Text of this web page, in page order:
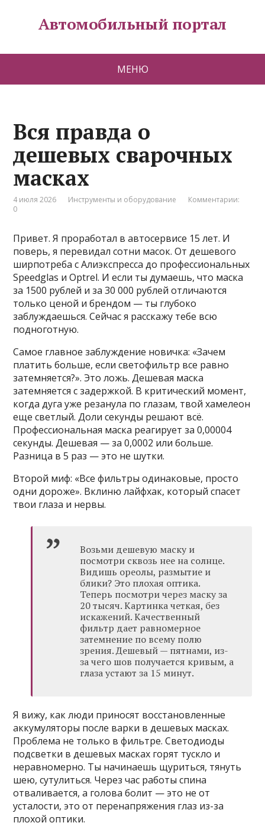
Автомобильный портал
МЕНЮ
Вся правда о
дешевых сварочных
масках
4 июля 2026 Инструменты и оборудование
Комментарии:
0
Привет. Я проработал в автосервисе 15 лет. И
поверь, я перевидал сотни масок. От дешевого
ширпотреба с Алиэкспресса до профессиональных
Speedglas и Optrel. И если ты думаешь, что маска
за 1500 рублей и за 30 000 рублей отличаются
только ценой и брендом — ты глубоко
заблуждаешься. Сейчас я расскажу тебе всю
подноготную.
Самое главное заблуждение новичка: «Зачем
платить больше, если светофильтр все равно
затемняется?». Это ложь. Дешевая маска
затемняется с задержкой. В критический момент,
когда дуга уже резанула по глазам, твой хамелеон
еще светлый. Доли секунды решают всё.
Профессиональная маска реагирует за 0,00004
секунды. Дешевая — за 0,0002 или больше.
Разница в 5 раз — это не шутки.
Второй миф: «Все фильтры одинаковые, просто
одни дороже». Вклиню лайфхак, который спасет
твои глаза и нервы.
Возьми дешевую маску и
посмотри сквозь нее на солнце.
Видишь ореолы, размытие и
блики? Это плохая оптика.
Теперь посмотри через маску за
20 тысяч. Картинка четкая, без
искажений. Качественный
фильтр дает равномерное
затемнение по всему полю
зрения. Дешевый — пятнами, из-
за чего шов получается кривым, а
глаза устают за 15 минут.
Я вижу, как люди приносят восстановленные
аккумуляторы после варки в дешевых масках.
Проблема не только в фильтре. Светодиоды
подсветки в дешевых масках горят тускло и
неравномерно. Ты начинаешь щуриться, тянуть
шею, сутулиться. Через час работы спина
отваливается, а голова болит — это не от
усталости, это от перенапряжения глаз из-за
плохой оптики.